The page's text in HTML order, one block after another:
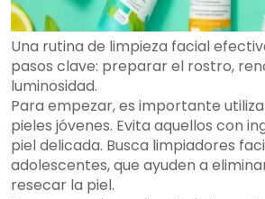
Una rutina de limpieza facial
pasos clave: preparar el rostro,
luminosidad.
Para empezar, es importante
pieles jóvenes. Evita aquellos con
piel delicada. Busca limpiadores
adolescentes, que ayuden a
resecar la piel.